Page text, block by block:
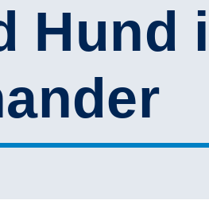
Hund